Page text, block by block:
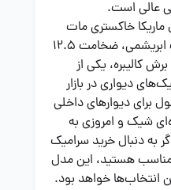
عالی است.
ماریکا خاکستری مات
سایز 60 در 120، با لعاب مات ابریشمی، ضخامت 12.5
کالیبره، یکی از
دیواری در بازار
دیوارهای داخلی
شیک و امروزی به
دنبال خرید سرامیک
مناسب هستید، این مدل
انتخاب‌ها خواهد بود.